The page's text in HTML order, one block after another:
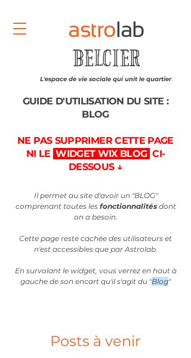
astrolab
BELCIER
L'espace de vie sociale qui unit le quartier.
GUIDE D'UTILISATION DU SITE :
BLOG
NE PAS SUPPRIMER CETTE PAGE
NI LE WIDGET WIX BLOG CI-
DESSOUS ↓
Il permet au site d'avoir un "BLOG"
comprenant toutes les fonctionnalités dont
on a besoin.
Cette page reste cachée des utilisateurs et
n'est accessibles que par Astrolab.
En survolant le widget, vous verrez en haut à
gauche de son encart qu'il s'agit du "Blog"
Posts à venir